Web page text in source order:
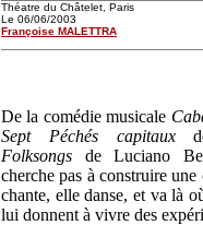
Théatre du Châtelet, Paris
Le 06/06/2003
Françoise MALETTRA
De la comédie musicale
Sept Péchés capitauxde
Folksongs de Luciano
cherche pas à construire
chante, elle danse, et va là
lui donnent à vivre des